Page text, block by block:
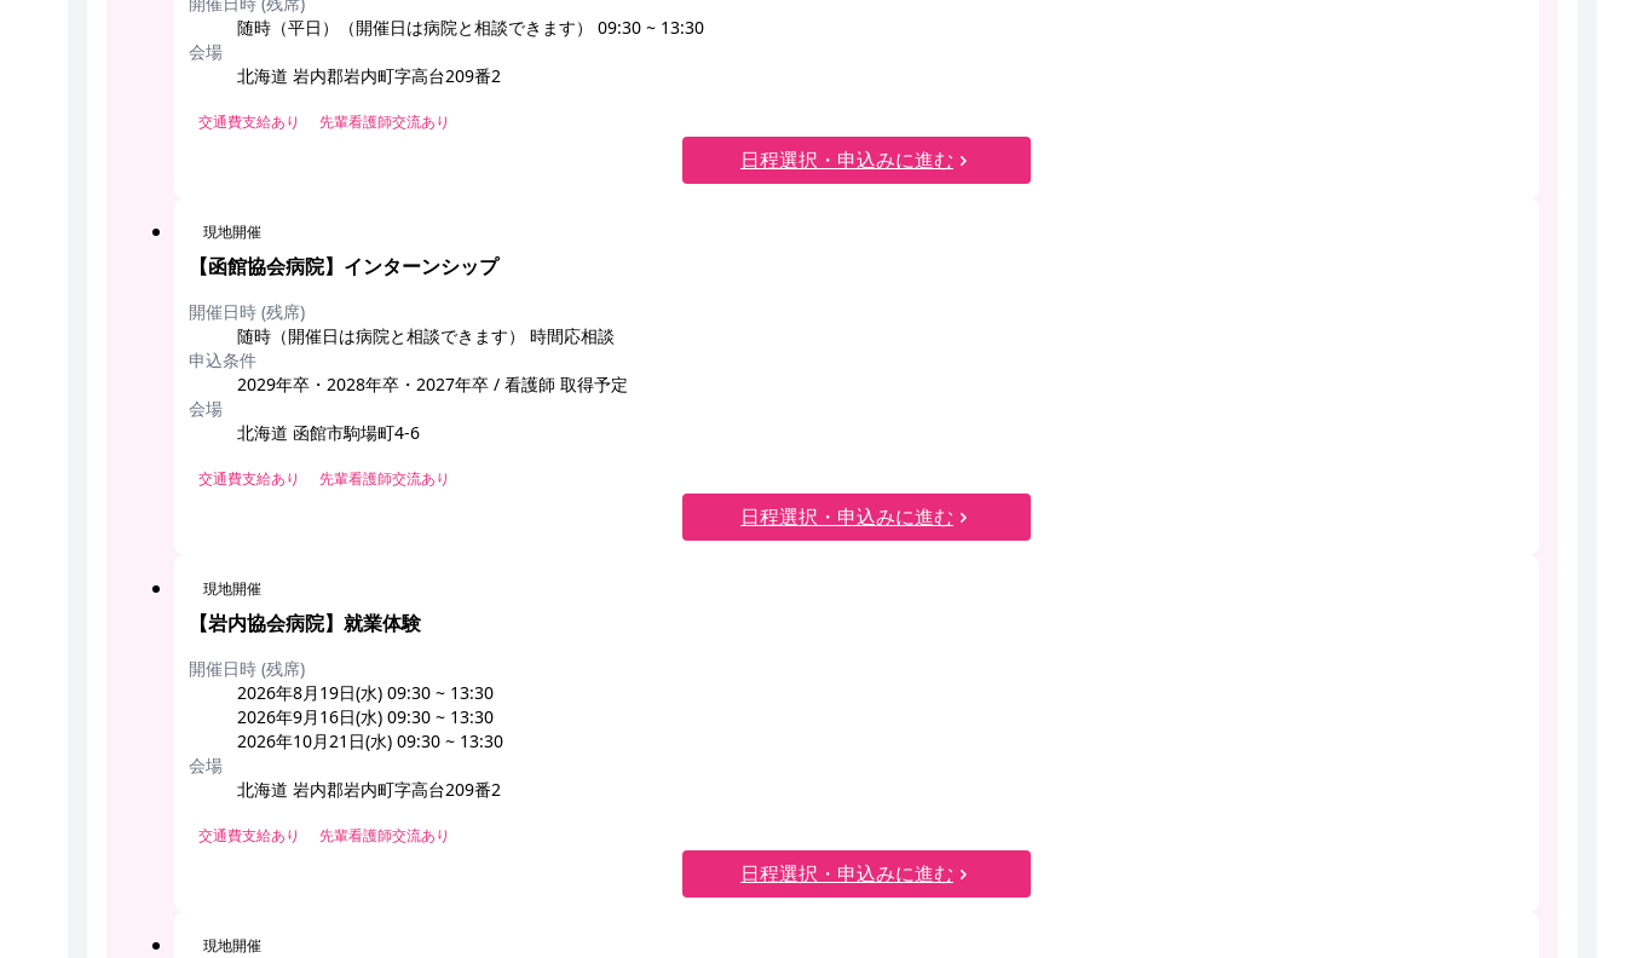
随時（平日）（開催日は病院と相談できます） 09:30 ~ 13:30
会場
北海道 岩内郡岩内町字高台209番2
交通費支給あり 先輩看護師交流あり
日程選択・申込みに進む
現地開催
【函館協会病院】インターンシップ
開催日時 (残席)
随時（開催日は病院と相談できます） 時間応相談
申込条件
2029年卒・2028年卒・2027年卒 / 看護師 取得予定
会場
北海道 函館市駒場町4-6
交通費支給あり 先輩看護師交流あり
日程選択・申込みに進む
現地開催
【岩内協会病院】就業体験
開催日時 (残席)
2026年8月19日(水) 09:30 ~ 13:30
2026年9月16日(水) 09:30 ~ 13:30
2026年10月21日(水) 09:30 ~ 13:30
会場
北海道 岩内郡岩内町字高台209番2
交通費支給あり 先輩看護師交流あり
日程選択・申込みに進む
現地開催